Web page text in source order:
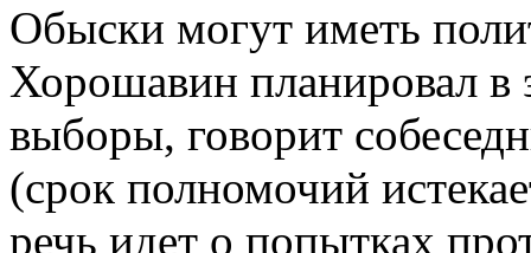
Обыски могут иметь
Хорошавин планировал в
выборы, говорит
(срок полномочий
речь идет о попытках